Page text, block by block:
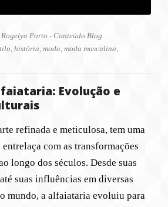
Rogelyo Porto - Conteúdo Blog
história moda moda masculina
Evolução e
refinada e meticulosa, tem uma
com as transformações
longo dos séculos. Desde suas
suas influências em diversas
mundo, a alfaiataria evoluiu para